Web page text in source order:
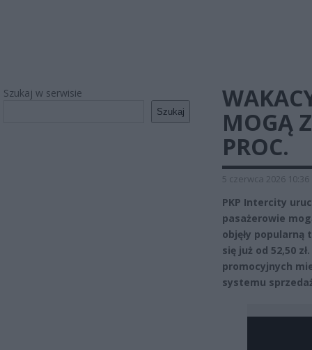
Szukaj w serwisie
Szukaj
MOGĄ
PROC.
5 czerwca 2026 10:36
PKP Intercity
pasażerowie
objęły popularną
się już od 52,50
promocyjnych
systemu